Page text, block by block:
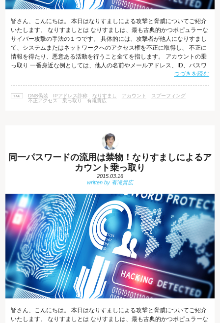
皆さん、こんにちは。 本日はなりすましによる攻撃と脅威についてご紹介
いたします。 なりすましとは なりすましは、最も古典的かつポピュラーな
サイバー攻撃の手法の１つです。 具体的には、攻撃者が他人になりすまし
て、システムまたはネットワークへのアクセス権を不正に取得し、 不正に
情報を得たり、悪意ある活動を行うこと全てを指します。 アカウントの乗
っ取り 一番身近な例としては、他人の名前やメールアドレス、ID、パスワ
ードを利用して、 他人のアカウントを乗っ取ることが挙げられます。 他人
り、 オークションサイトを利用することが目的です。 また、掲示板に誹謗
中傷の内容を書きこむなど、いたずらや嫌がらせ、 偽のメールの送信など
つづきを読む
DNS偽装 IPアドレス詐称 なりすまし アカウント
スプーフィング
不正アクセス
乗っ取り 有滝貴広
同一パスワードの流用は禁物！なりすましによるア
カウント乗っ取り
2015.03.16
皆さん、こんにちは。 本日はなりすましによる攻撃と脅威についてご紹介
いたします。 なりすましとは なりすましは、最も古典的かつポピュラーな